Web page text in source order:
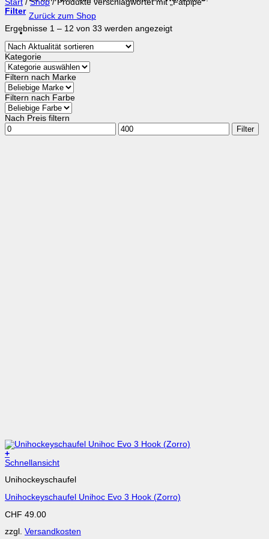
Zurück zum Shop
Start / Shop /Produkte verschlagwortet mit „Fatpipe“
Filter
Ergebnisse 1 – 12 von 33 werden angezeigtNach
Kategorie
Filtern nach Marke
Filtern nach Farbe
Nach Preis filtern
Min.
Preis
Max.
Preis
Filter
+
Dieses
weist
Varianten
Die
können
Schnellansicht
Unihockeyschaufel
Unihockeyschaufel Unihoc Evo 3 Hook (Zorro)
CHF 49.00
zzgl. Versandkosten